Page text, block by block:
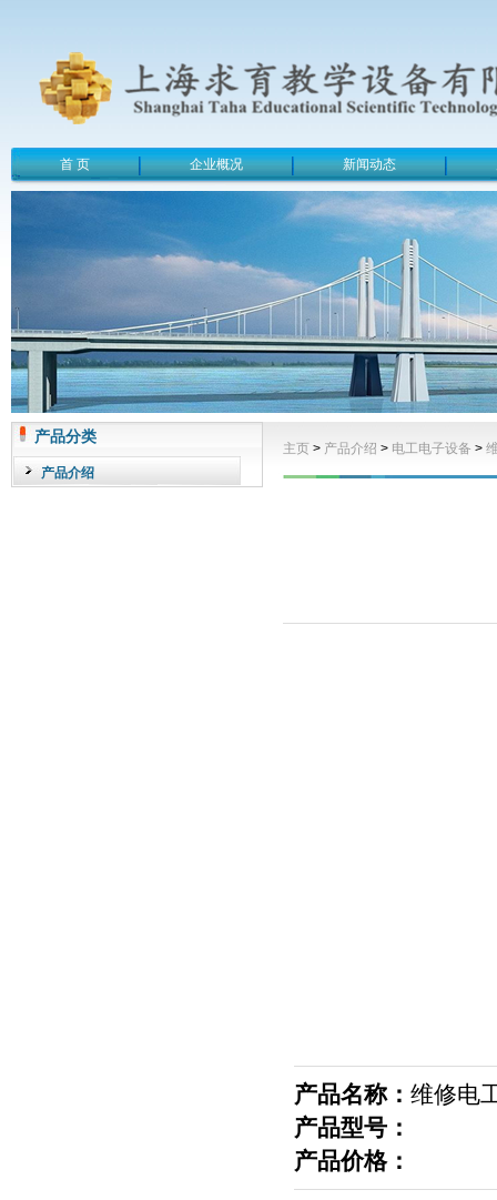
首 页 企业概况 新闻动态
产品分类
产品介绍
主页 > 产品介绍 > 电工电子设备 >
产品名称： 维修电
产品型号：
产品价格：